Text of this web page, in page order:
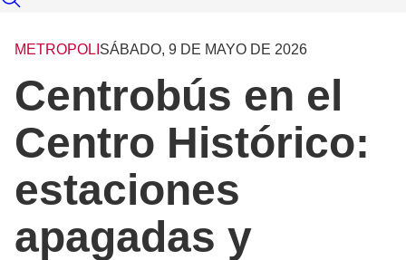
METROPOLI SÁBADO, 9 DE MAYO DE 2026
Centrobús en el
Centro Histórico:
estaciones
apagadas y